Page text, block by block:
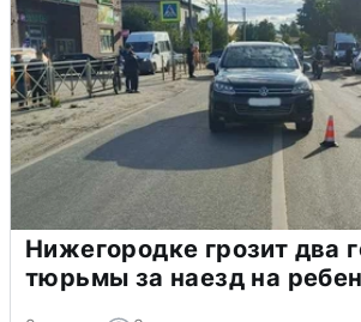
Нижегородке грозит два
тюрьмы за наезд на